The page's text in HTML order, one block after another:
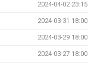
2024-04-02 23:15
2024-03-31 18:00
2024-03-29 18:00
2024-03-27 18:00